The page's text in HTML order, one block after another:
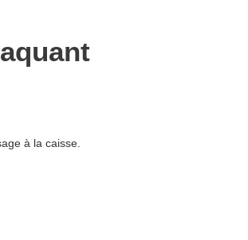
à la caisse.